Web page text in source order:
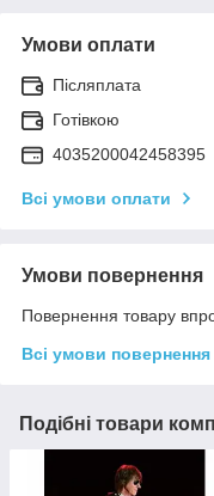
Умови оплати
Післяплата
Готівкою
4035200042458395
Всі умови оплати
Умови повернення
Повернення товару
Всі умови повернення
Подібні товари